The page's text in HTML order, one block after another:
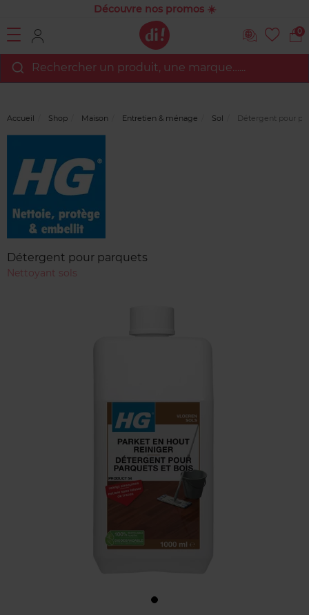
Découvre nos promos ☀️
0
Rechercher un produit, une marque…...
Accueil Shop Maison Entretien & ménage Sol Détergent pour
Marque
Détergent pour parquets
Nettoyant sols